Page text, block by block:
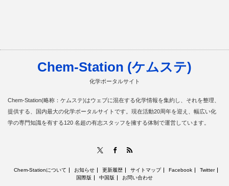
Chem-Station (ケムステ)
化学ポータルサイト
Chem-Station(略称：ケムステ)はウェブに混在する化学情報を集約し、それを整理、
提供する、国内最大の化学ポータルサイトです。現在活動20周年を迎え、幅広い化
学の専門知識を有する120 名超の有志スタッフを擁する体制で運営しています。
Facebook
Chem-Stationについて お知らせ 更新履歴 サイトマップ Facebook
Twitter
国際版
中国版 お問い合わせ